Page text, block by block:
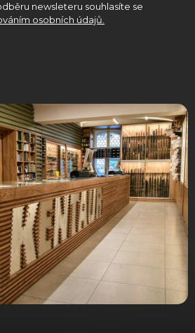
newsleteru souhlasíte se
osobních údajů.